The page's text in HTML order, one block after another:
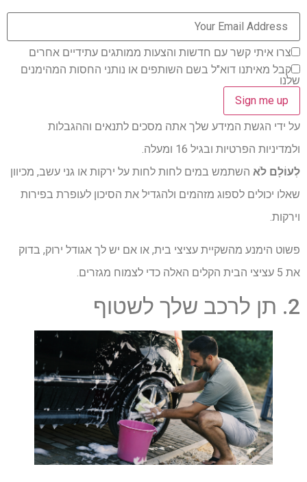
צרו איתי קשר עם חדשות והצעות ממותגים עתידיים אחרים
קבל מאיתנו דוא"ל בשם השותפים או נותני החסות המהימנים
שלנו
על ידי הגשת המידע שלך אתה מסכים לתנאים וההגבלות
ולמדיניות הפרטיות ובגיל 16 ומעלה.
לְעוֹלָם לֹא השתמש במים לחות לחות על ירקות או גני עשב, מכיוון
שאלו יכולים לספוג מזהמים ולהגדיל את הסיכון לעופרת בפירות
וירקות.
פשוט הימנע מהשקיית עציצי בית, או אם יש לך אגודל ירוק, בדוק
את 5 עציצי הבית הקלים האלה כדי לצמוח מגזרים.
2. תן לרכב שלך לשטוף